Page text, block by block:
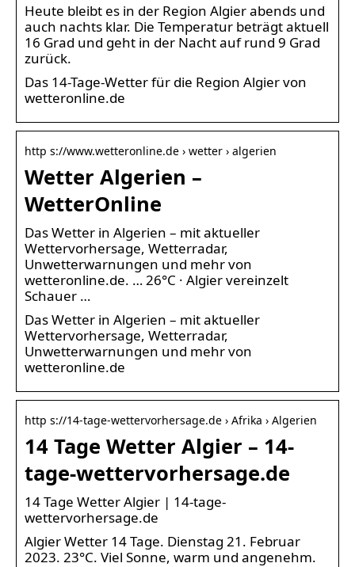
Heute bleibt es in der Region Algier abends und
auch nachts klar. Die Temperatur beträgt aktuell
16 Grad und geht in der Nacht auf rund 9 Grad
zurück.
Das 14-Tage-Wetter für die Region Algier von
wetteronline.de
http s://www.wetteronline.de › wetter › algerien
Wetter Algerien –
WetterOnline
Das Wetter in Algerien – mit aktueller
Wettervorhersage, Wetterradar,
Unwetterwarnungen und mehr von
wetteronline.de. … 26°C · Algier vereinzelt
Schauer …
Das Wetter in Algerien – mit aktueller
Wettervorhersage, Wetterradar,
Unwetterwarnungen und mehr von
wetteronline.de
http s://14-tage-wettervorhersage.de › Afrika › Algerien
14 Tage Wetter Algier – 14-
tage-wettervorhersage.de
14 Tage Wetter Algier | 14-tage-
wettervorhersage.de
Algier Wetter 14 Tage. Dienstag 21. Februar
2023. 23°C. Viel Sonne, warm und angenehm.